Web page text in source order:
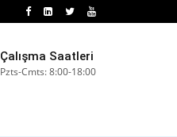
Çalışma Saatleri
Pzts-Cmts: 8:00-18:00